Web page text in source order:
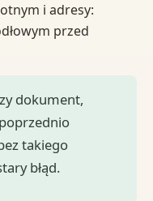
i adresy:
przed
dokument,
takiego
błąd.